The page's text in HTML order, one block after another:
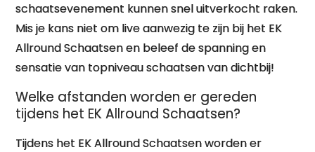
schaatsevenement kunnen snel uitverkocht raken.
Mis je kans niet om live aanwezig te zijn bij het EK
Allround Schaatsen en beleef de spanning en
sensatie van topniveau schaatsen van dichtbij!
Welke afstanden worden er gereden
tijdens het EK Allround Schaatsen?
Tijdens het EK Allround Schaatsen worden er